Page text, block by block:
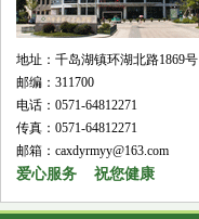
地址：千岛湖镇环湖北路1869号
邮编：311700
电话：0571-64812271
传真：0571-64812271
邮箱：caxdyrmyy@163.com
爱心服务 祝您健康